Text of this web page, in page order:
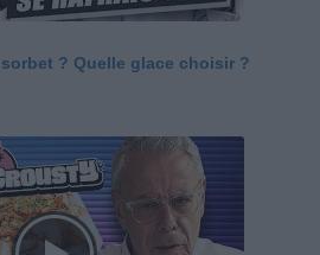
? Quelle glace choisir ?